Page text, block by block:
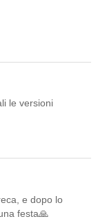
le versioni
e dopo lo
festa🙏